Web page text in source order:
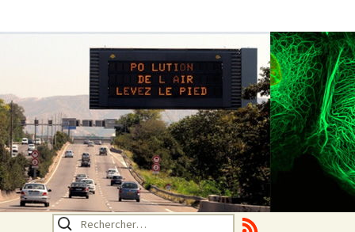
Rechercher :